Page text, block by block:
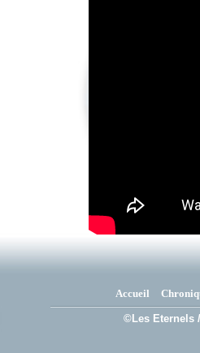
Accueil
©Les Eternels